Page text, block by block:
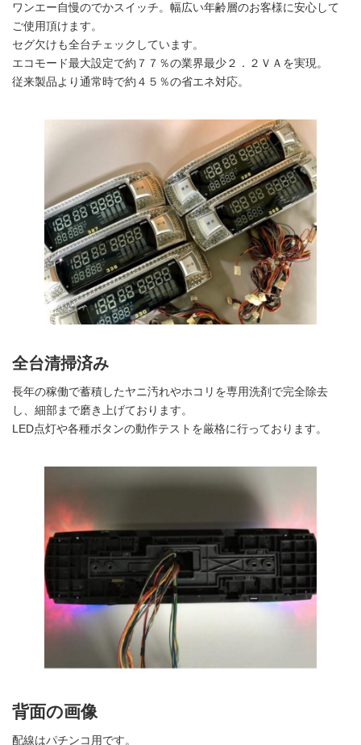
ワンエー自慢のでかスイッチ。幅広い年齢層のお客様に安心して
ご使用頂けます。
セグ欠けも全台チェックしています。
エコモード最大設定で約７７％の業界最少２．２ＶＡを実現。
従来製品より通常時で約４５％の省エネ対応。
全台清掃済み
長年の稼働で蓄積したヤニ汚れやホコリを専用洗剤で完全除去
し、細部まで磨き上げております。
LED点灯や各種ボタンの動作テストを厳格に行っております。
背面の画像
配線はパチンコ用です。